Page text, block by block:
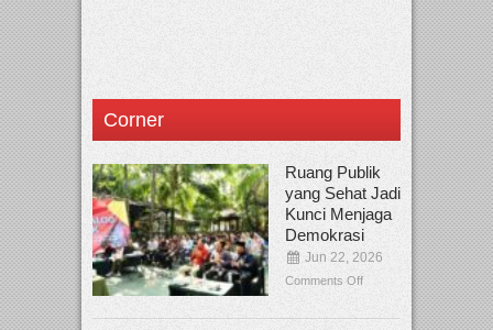
Corner
Ruang Publik
yang Sehat Jadi
Kunci Menjaga
Demokrasi
Jun 22, 2026
Comments Off